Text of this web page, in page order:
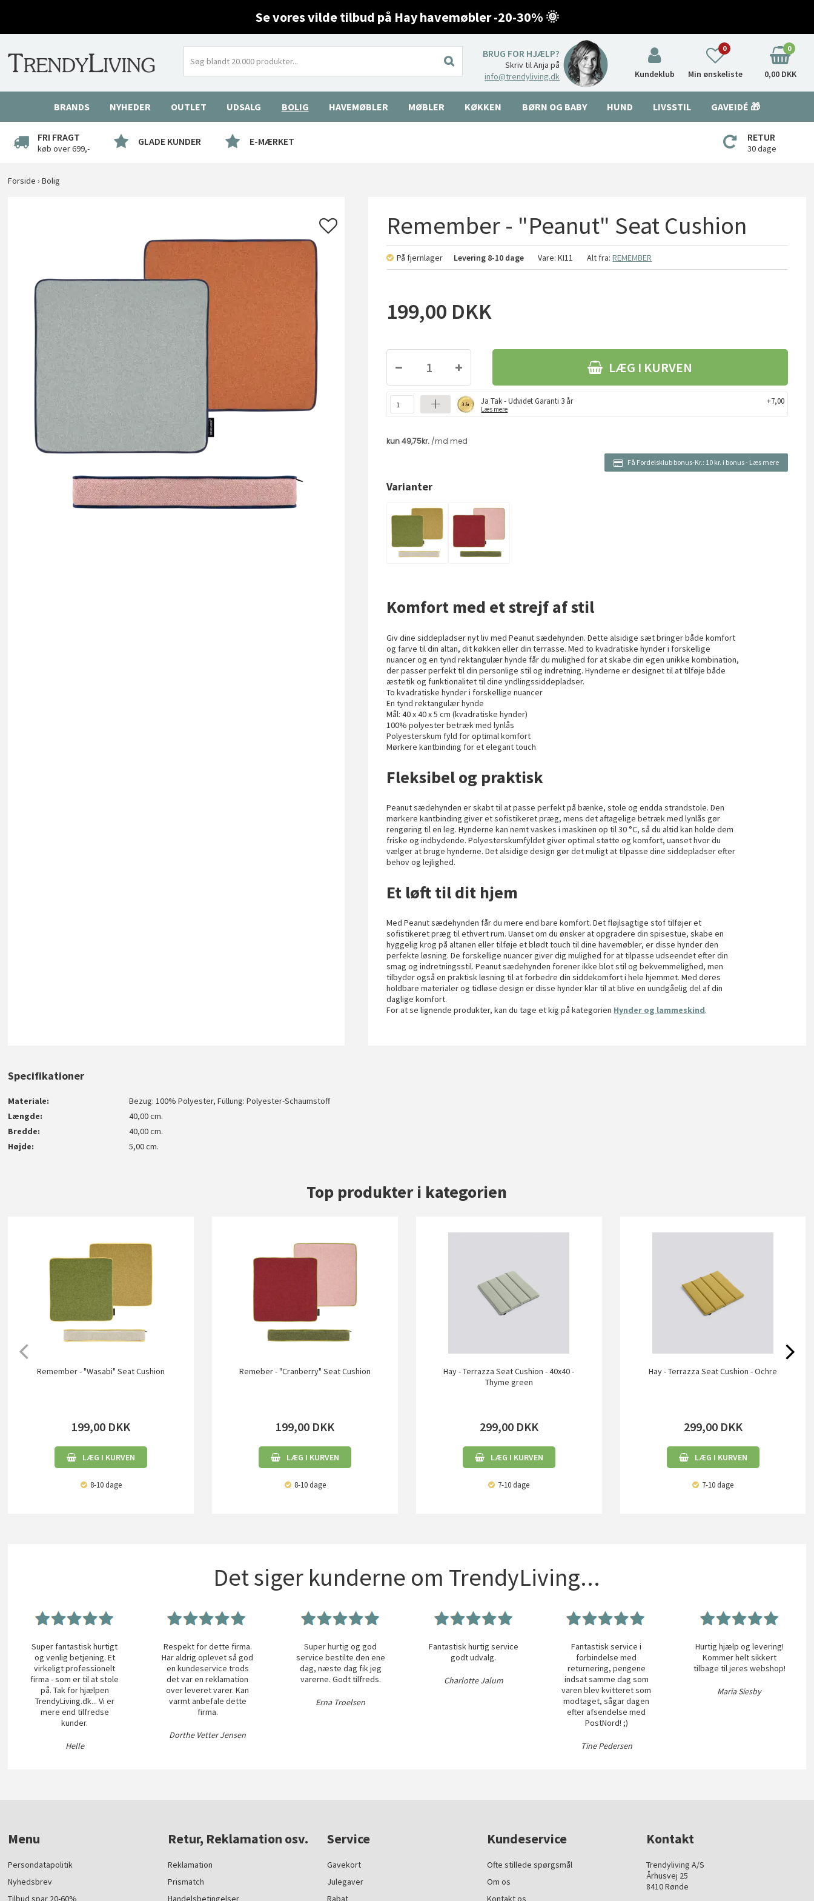
Se vores vilde tilbud på Hay havemøbler -20-30% 🌞
BRUG FOR HJÆLP?
Skriv til Anja på
info@trendyliving.dk
Kundeklub Min ønskeliste
0 0
0,00 DKK
BRANDS NYHEDER OUTLET UDSALG BOLIG HAVEMØBLER MØBLER KØKKEN BØRN OG BABY HUND LIVSSTIL GAVEIDÉ 🎁
FRI FRAGT
køb over 699,-
GLADE KUNDER E-MÆRKET RETUR
30 dage
Forside ›Bolig
Remember - "Peanut" Seat Cushion
På fjernlager Levering 8-10 dage Vare:KI11 Alt fra:REMEMBER
199,00 DKK
LÆG I KURVEN
Ja Tak - Udvidet Garanti 3 år
Læs mere
+7,00
Få Fordelsklub bonus-Kr.: 10 kr. i bonus- Læs mere
Varianter
Komfort med et strejf af stil
Giv dine siddepladser nyt liv med Peanut sædehynden. Dette alsidige sæt bringer både komfort
og farve til din altan, dit køkken eller din terrasse. Med to kvadratiske hynder i forskellige
nuancer og en tynd rektangulær hynde får du mulighed for at skabe din egen unikke kombination,
der passer perfekt til din personlige stil og indretning. Hynderne er designet til at tilføje både
æstetik og funktionalitet til dine yndlingssiddepladser.
To kvadratiske hynder i forskellige nuancer
En tynd rektangulær hynde
Mål: 40 x 40 x 5 cm (kvadratiske hynder)
100% polyester betræk med lynlås
Polyesterskum fyld for optimal komfort
Mørkere kantbinding for et elegant touch
Fleksibel og praktisk
Peanut sædehynden er skabt til at passe perfekt på bænke, stole og endda strandstole. Den
mørkere kantbinding giver et sofistikeret præg, mens det aftagelige betræk med lynlås gør
rengøring til en leg. Hynderne kan nemt vaskes i maskinen op til 30 °C, så du altid kan holde dem
friske og indbydende. Polyesterskumfyldet giver optimal støtte og komfort, uanset hvor du
vælger at bruge hynderne. Det alsidige design gør det muligt at tilpasse dine siddepladser efter
behov og lejlighed.
Et løft til dit hjem
Med Peanut sædehynden får du mere end bare komfort. Det fløjlsagtige stof tilføjer et
sofistikeret præg til ethvert rum. Uanset om du ønsker at opgradere din spisestue, skabe en
hyggelig krog på altanen eller tilføje et blødt touch til dine havemøbler, er disse hynder den
perfekte løsning. De forskellige nuancer giver dig mulighed for at tilpasse udseendet efter din
smag og indretningsstil. Peanut sædehynden forener ikke blot stil og bekvemmelighed, men
tilbyder også en praktisk løsning til at forbedre din siddekomfort i hele hjemmet. Med deres
holdbare materialer og tidløse design er disse hynder klar til at blive en uundgåelig del af din
daglige komfort.
For at se lignende produkter, kan du tage et kig på kategorien Hynder og lammeskind.
Specifikationer
Materiale
Bezug: 100% Polyester, Füllung: Polyester-Schaumstoff
Længde
40,00 cm.
Bredde
40,00 cm.
Højde
5,00 cm.
Top produkter i kategorien
Remember - "Wasabi" Seat Cushion
199,00 DKK
LÆG I KURVEN
8-10 dage
Remeber - "Cranberry" Seat Cushion
199,00 DKK
LÆG I KURVEN
8-10 dage
Hay - Terrazza Seat Cushion - 40x40 -
Thyme green
299,00 DKK
LÆG I KURVEN
7-10 dage
Hay - Terrazza Seat Cushion - Ochre
299,00 DKK
LÆG I KURVEN
7-10 dage
Det siger kunderne om TrendyLiving...
Super fantastisk hurtigt
og venlig betjening. Et
virkeligt professionelt
firma - som er til at stole
på. Tak for hjælpen
TrendyLiving.dk... Vi er
mere end tilfredse
kunder.
Helle
Respekt for dette firma.
Har aldrig oplevet så god
en kundeservice trods
det var en reklamation
over leveret varer. Kan
varmt anbefale dette
firma.
Dorthe Vetter Jensen
Super hurtig og god
service bestilte den ene
dag, næste dag fik jeg
varerne. Godt tilfreds.
Erna Troelsen
Fantastisk hurtig service
godt udvalg.
Charlotte Jalum
Fantastisk service i
forbindelse med
returnering, pengene
indsat samme dag som
varen blev kvitteret som
modtaget, sågar dagen
efter afsendelse med
PostNord! ;)
Tine Pedersen
Hurtig hjælp og levering!
Kommer helt sikkert
tilbage til jeres webshop!
Maria Siesby
Menu
Persondatapolitik
Nyhedsbrev
Tilbud spar 20-60%
Retur, Reklamation osv.
Reklamation
Prismatch
Handelsbetingelser
Service
Gavekort
Julegaver
Rabat
Kundeservice
Ofte stillede spørgsmål
Om os
Kontakt os
Kontakt
Trendyliving A/S
Århusvej 25
8410 Rønde